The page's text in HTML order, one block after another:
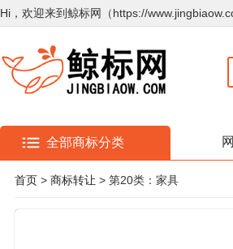
Hi，欢迎来到鲸标网（https://
全部商标分类
首页 > 商标转让 > 第20类：家具